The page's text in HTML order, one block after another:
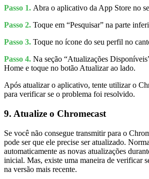
Passo 1. Abra o aplicativo da App Store no
Passo 2. Toque em “Pesquisar” na parte
Passo 3. Toque no ícone do seu perfil no
Passo 4. Na seção “Atualizações
Home e toque no botão Atualizar ao lado.
Após atualizar o aplicativo, tente utilizar o
para verificar se o problema foi resolvido.
9. Atualize o Chromecast
Se você não consegue transmitir para o
pode ser que ele precise ser atualizado.
automaticamente as novas atualizações
inicial. Mas, existe uma maneira de verificar
na versão mais recente.